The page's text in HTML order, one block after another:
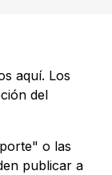
aquí. Los
del
o las
publicar a